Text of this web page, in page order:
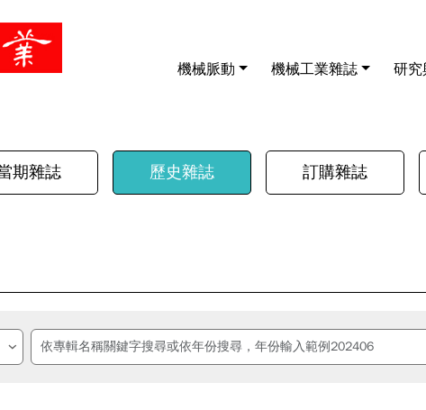
機械脈動 機械工業雜誌 研究
期雜誌 歷史雜誌 訂購雜誌